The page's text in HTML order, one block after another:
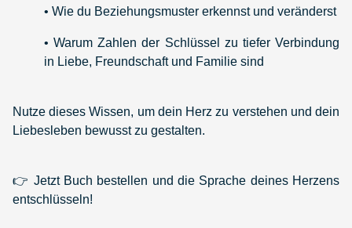
• Wie du Beziehungsmuster erkennst und veränderst
• Warum Zahlen der Schlüssel zu tiefer Verbindung
in Liebe, Freundschaft und Familie sind
Nutze dieses Wissen, um dein Herz zu verstehen und dein
Liebesleben bewusst zu gestalten.
👉 Jetzt Buch bestellen und die Sprache deines Herzens
entschlüsseln!